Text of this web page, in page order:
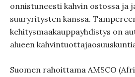
onnistuneesti kahvin ostossa ja
suuryritysten kanssa.
kehitysmaakauppayhdistys on
alueen
Suomen rahoittama AMSCO